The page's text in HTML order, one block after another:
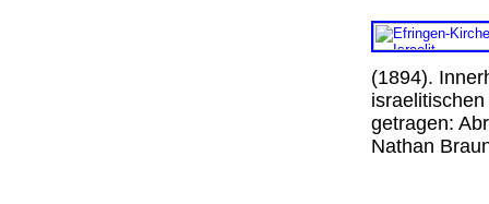
(1894).
getragen:
Nathan